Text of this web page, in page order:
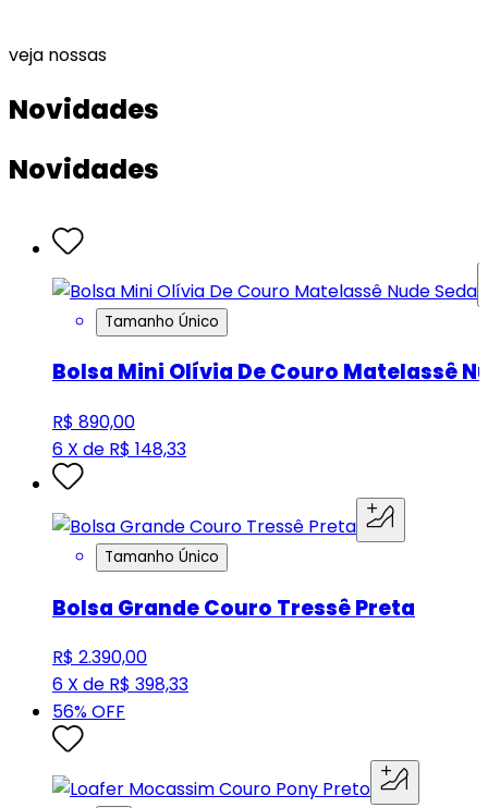
veja nossas
Novidades
Novidades
Tamanho Único
Bolsa Mini Olívia De Couro Matelassê
R$ 890,00
6 X de R$ 148,33
Tamanho Único
Bolsa Grande Couro Tressê Preta
R$ 2.390,00
6 X de R$ 398,33
56% OFF